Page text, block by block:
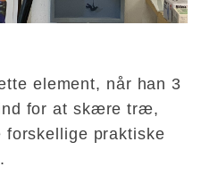
element, når han 3
for at skære træ,
forskellige praktiske